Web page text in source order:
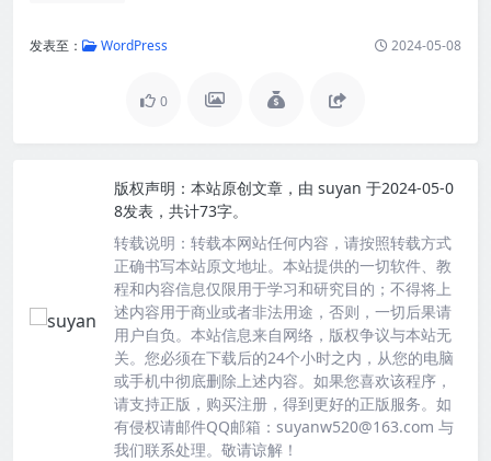
发表至： WordPress 2024-05-08
0
版权声明： 本站原创文章，由 suyan 于2024-05-0
8发表，共计73字。
转载说明： 转载本网站任何内容，请按照转载方式
正确书写本站原文地址。本站提供的一切软件、教
程和内容信息仅限用于学习和研究目的；不得将上
述内容用于商业或者非法用途，否则，一切后果请
用户自负。本站信息来自网络，版权争议与本站无
关。您必须在下载后的24个小时之内，从您的电脑
或手机中彻底删除上述内容。如果您喜欢该程序，
请支持正版，购买注册，得到更好的正版服务。如
有侵权请邮件QQ邮箱：suyanw520@163.com 与
我们联系处理。敬请谅解！